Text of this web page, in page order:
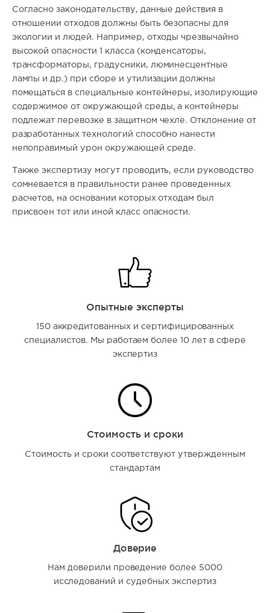
Согласно законодательству, данные действия в
отношении отходов должны быть безопасны для
экологии и людей. Например, отходы чрезвычайно
высокой опасности 1 класса (конденсаторы,
трансформаторы, градусники, люминесцентные
лампы и др.) при сборе и утилизации должны
помещаться в специальные контейнеры, изолирующие
содержимое от окружающей среды, а контейнеры
подлежат перевозке в защитном чехле. Отклонение от
разработанных технологий способно нанести
непоправимый урон окружающей среде.
Также экспертизу могут проводить, если руководство
сомневается в правильности ранее проведенных
расчетов, на основании которых отходам был
присвоен тот или иной класс опасности.
Опытные эксперты
150 аккредитованных и сертифицированных
специалистов. Мы работаем более 10 лет в сфере
экспертиз
Стоимость и сроки
Стоимость и сроки соответствуют утвержденным
стандартам
Доверие
Нам доверили проведение более 5000
исследований и судебных экспертиз